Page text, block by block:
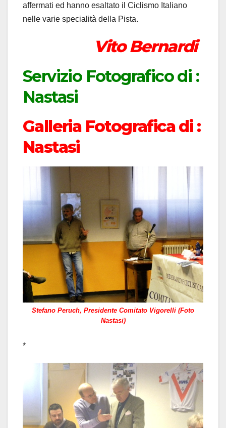
affermati ed hanno esaltato il Ciclismo Italiano
nelle varie specialità della Pista.
Vito Bernardi
Servizio Fotografico di :
Nastasi
Galleria Fotografica di :
Nastasi
Stefano Peruch, Presidente Comitato Vigorelli (Foto
Nastasi)
*